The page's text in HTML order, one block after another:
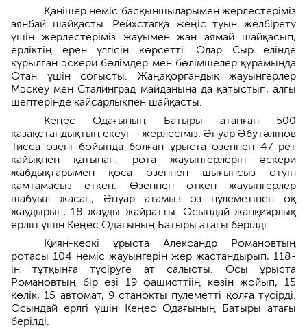
Қанішер неміс басқыншыларымен жерлестеріміз
аянбай шайқасты. Рейхстагқа жеңіс туын желбірету
үшін жерлестеріміз жауымен жан аямай шайқасып,
ерліктің ерен үлгісін көрсетті. Олар Сыр елінде
құрылған әскери бөлімдер мен бөлімшелер құрамында
Отан үшін соғысты. Жаңақорғандық жауынгерлер
Мәскеу мен Сталинград майданына да қатыстып, алғы
шептерінде қайсарлықпен шайқасты.
Кеңес Одағының Батыры атанған 500
қазақстандықтың екеуі – жерлесіміз. Әнуар Әбутәліпов
Тисса өзені бойында болған ұрыста өзеннен 47 рет
қайықпен қатынап, рота жауынгерлерін әскери
жабдықтарымен қоса өзеннен шығынсыз өтуін
қамтамасыз еткен. Өзеннен өткен жауынгерлер
шабуыл жасап, Әнуар атамыз өз пулеметінен оқ
жаудырып, 18 жауды жайратты. Осындай жанқиярлық
ерлігі үшін Кеңес Одағының Батыры атағы берілді.
Қиян-кескі ұрыста Александр Романовтың
ротасы 104 неміс жауынгерін жер жастандырып, 118-
ін тұтқынға түсіруге ат салысты. Осы ұрыста
Романовтың бір өзі 19 фашисттіің көзін жойып, 15
көлік, 15 автомат, 9 станокты пулеметті қолға түсірді.
Осындай ерлгі үшін Кеңес Одағының Батыры атағы
берілді.